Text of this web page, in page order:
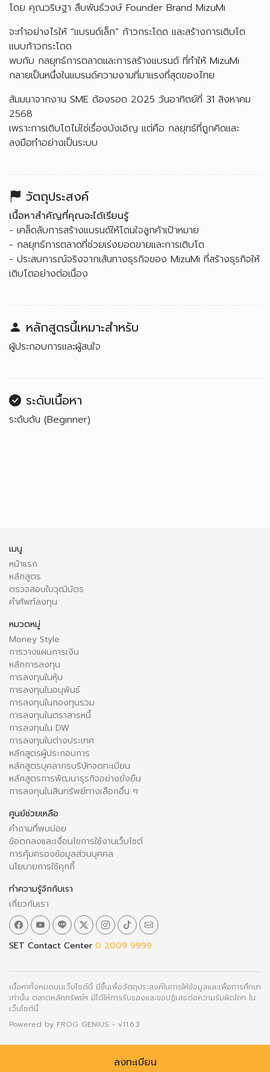
ลงทะเบียน
โดย คุณวริษฐา สืบพันธ์วงษ์ Founder Brand MizuMi
จะทำอย่างไรให้ “แบรนด์เล็ก” ก้าวกระโดด และสร้างการเติบโต
แบบก้าวกระโดด
พบกับ กลยุทธ์การตลาดและการสร้างแบรนด์ ที่ทำให้ MizuMi
กลายเป็นหนึ่งในแบรนด์ความงามที่มาแรงที่สุดของไทย
สัมมนาจากงาน SME ต้องรอด 2025 วันอาทิตย์ที่ 31 สิงหาคม
2568
เพราะการเติบโตไม่ใช่เรื่องบังเอิญ แต่คือ กลยุทธ์ที่ถูกคิดและ
ลงมือทำอย่างเป็นระบบ
วัตถุประสงค์
เนื้อหาสำคัญที่คุณจะได้เรียนรู้
- เคล็ดลับการสร้างแบรนด์ให้โดนใจลูกค้าเป้าหมาย
- กลยุทธ์การตลาดที่ช่วยเร่งยอดขายและการเติบโต
- ประสบการณ์จริงจากเส้นทางธุรกิจของ MizuMi ที่สร้างธุรกิจให้
เติบโตอย่างต่อเนื่อง
หลักสูตรนี้เหมาะสำหรับ
ผู้ประกอบการและผู้สนใจ
ระดับเนื้อหา
ระดับต้น (Beginner)
เมนู
หน้าแรก
หลักสูตร
ตรวจสอบใบวุฒิบัตร
คำศัพท์ลงทุน
หมวดหมู่
Money Style
การวางแผนการเงิน
หลักการลงทุน
การลงทุนในหุ้น
การลงทุนในอนุพันธ์
การลงทุนในกองทุนรวม
การลงทุนในตราสารหนี้
การลงทุนใน DW
การลงทุนในต่างประเทศ
หลักสูตรผู้ประกอบการ
หลักสูตรบุคลากรบริษัทจดทะเบียน
หลักสูตรการพัฒนาธุรกิจอย่างยั่งยืน
การลงทุนในสินทรัพย์ทางเลือกอื่น ๆ
ศูนย์ช่วยเหลือ
คำถามที่พบบ่อย
ข้อตกลงและเงื่อนไขการใช้งานเว็บไซต์
การคุ้มครองข้อมูลส่วนบุคคล
นโยบายการใช้คุกกี้
ทำความรู้จักกับเรา
เกี่ยวกับเรา
SET Contact Center 0 2009 9999
เนื้อหาทั้งหมดบนเว็บไซต์นี้ มีขึ้นเพื่อวัตถุประสงค์ในการให้ข้อมูลและเพื่อการศึกษา
เท่านั้น ตลาดหลักทรัพย์ฯ มิได้ให้การรับรองและขอปฏิเสธต่อความรับผิดใดๆ ใน
เว็บไซต์นี้
Powered by FROG GENIUS - v11.6.3